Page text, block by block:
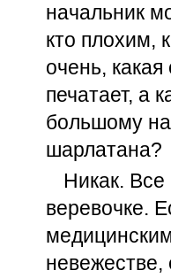
начальник
кто плохим,
очень,
печатает, а
большому
шарлатана?
Никак. Все
веревочке.
невежестве,